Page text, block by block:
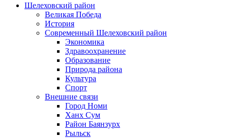
Шелеховский район
Великая Победа
История
Современный Шелеховский район
Экономика
Здравоохранение
Образование
Природа района
Культура
Спорт
Внешние связи
Город Номи
Ханх Сум
Район Баянзурх
Рыльск